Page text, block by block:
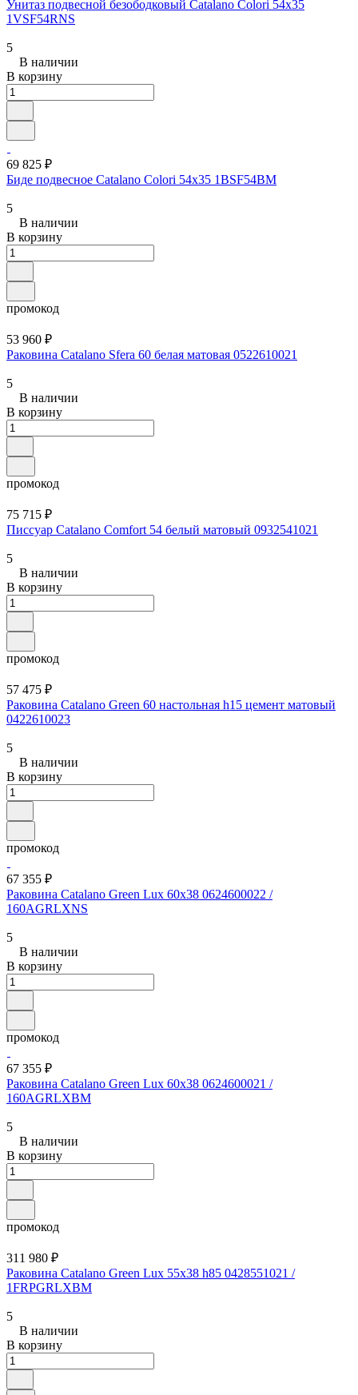
Унитаз подвесной безободковый Catalano Colori 54x35
1VSF54RNS
5
В наличии
В корзину
69 825 ₽
Биде подвесное Catalano Colori 54x35 1BSF54BM
5
В наличии
В корзину
промокод
53 960 ₽
Раковина Catalano Sfera 60 белая матовая 0522610021
5
В наличии
В корзину
промокод
75 715 ₽
Писсуар Catalano Comfort 54 белый матовый 0932541021
5
В наличии
В корзину
промокод
57 475 ₽
Раковина Catalano Green 60 настольная h15 цемент матовый
0422610023
5
В наличии
В корзину
промокод
67 355 ₽
Раковина Catalano Green Lux 60x38 0624600022 /
160AGRLXNS
5
В наличии
В корзину
промокод
67 355 ₽
Раковина Catalano Green Lux 60x38 0624600021 /
160AGRLXBM
5
В наличии
В корзину
промокод
311 980 ₽
Раковина Catalano Green Lux 55x38 h85 0428551021 /
1FRPGRLXBM
5
В наличии
В корзину